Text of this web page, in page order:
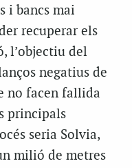
i bancs mai
recuperar els
l’objectiu del
negatius de
no facen fallida
principals
seria Solvia,
milió de metres